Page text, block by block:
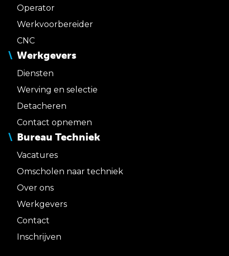
Operator
Werkvoorbereider
CNC
Werkgevers
Diensten
Werving en selectie
Detacheren
Contact opnemen
Bureau Techniek
Vacatures
Omscholen naar techniek
Over ons
Werkgevers
Contact
Inschrijven